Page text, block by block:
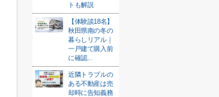
トも解説
【体験談18名】
秋田県南の冬の
暮らしリアル｜
一戸建て購入前
に確認...
近隣トラブルの
ある不動産は売
却時に告知義務